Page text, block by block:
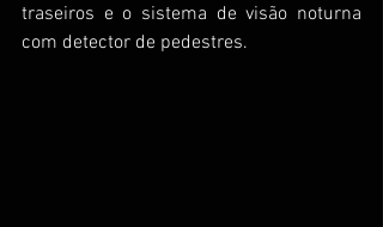
traseiros e o sistema de visão noturna
com detector de pedestres.